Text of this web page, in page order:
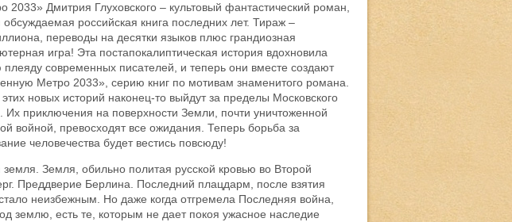
2033» Дмитрия Глуховского – культовый фантастический роман,
российская книга последних лет. Тираж –
переводы на десятки языков плюс грандиозная
игра! Эта постапокалиптическая история вдохновила
плеяду современных писателей, и теперь они вместе создают
Метро 2033», серию книг по мотивам знаменитого романа.
новых историй наконец-то выйдут за пределы Московского
Их приключения на поверхности Земли, почти уничтоженной
войной, превосходят все ожидания. Теперь борьба за
человечества будет вестись повсюду!
Земля, обильно политая русской кровью во Второй
Преддверие Берлина. Последний плацдарм, после взятия
неизбежным. Но даже когда отгремела Последняя война,
землю, есть те, которым не дает покоя ужасное наследие